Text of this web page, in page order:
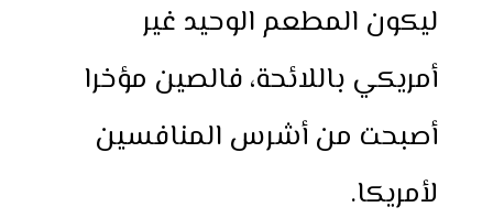
ليكون المطعم الوحيد غير
أمريكي باللائحة، فالصين مؤخرا
أصبحت من أشرس المنافسين
لأمريكا.